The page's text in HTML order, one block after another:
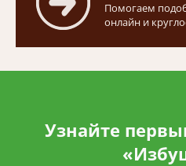
Помогаем
онлайн и
Узнайте